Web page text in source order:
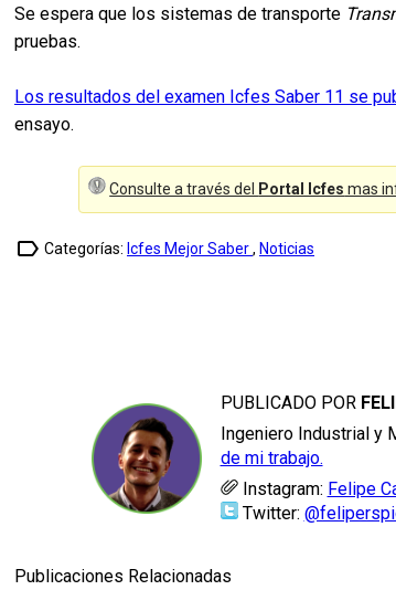
Se espera que los sistemas de transporte
pruebas.
Los resultados del examen Icfes Saber 11 se
ensayo.
Consulte a través del Portal Icfes mas
label_outline Categorías: Icfes Mejor Saber, Noticias
PUBLICADO POR
Ingeniero Industrial y
de mi trabajo.
Instagram: Felipe
Twitter:
Publicaciones Relacionadas